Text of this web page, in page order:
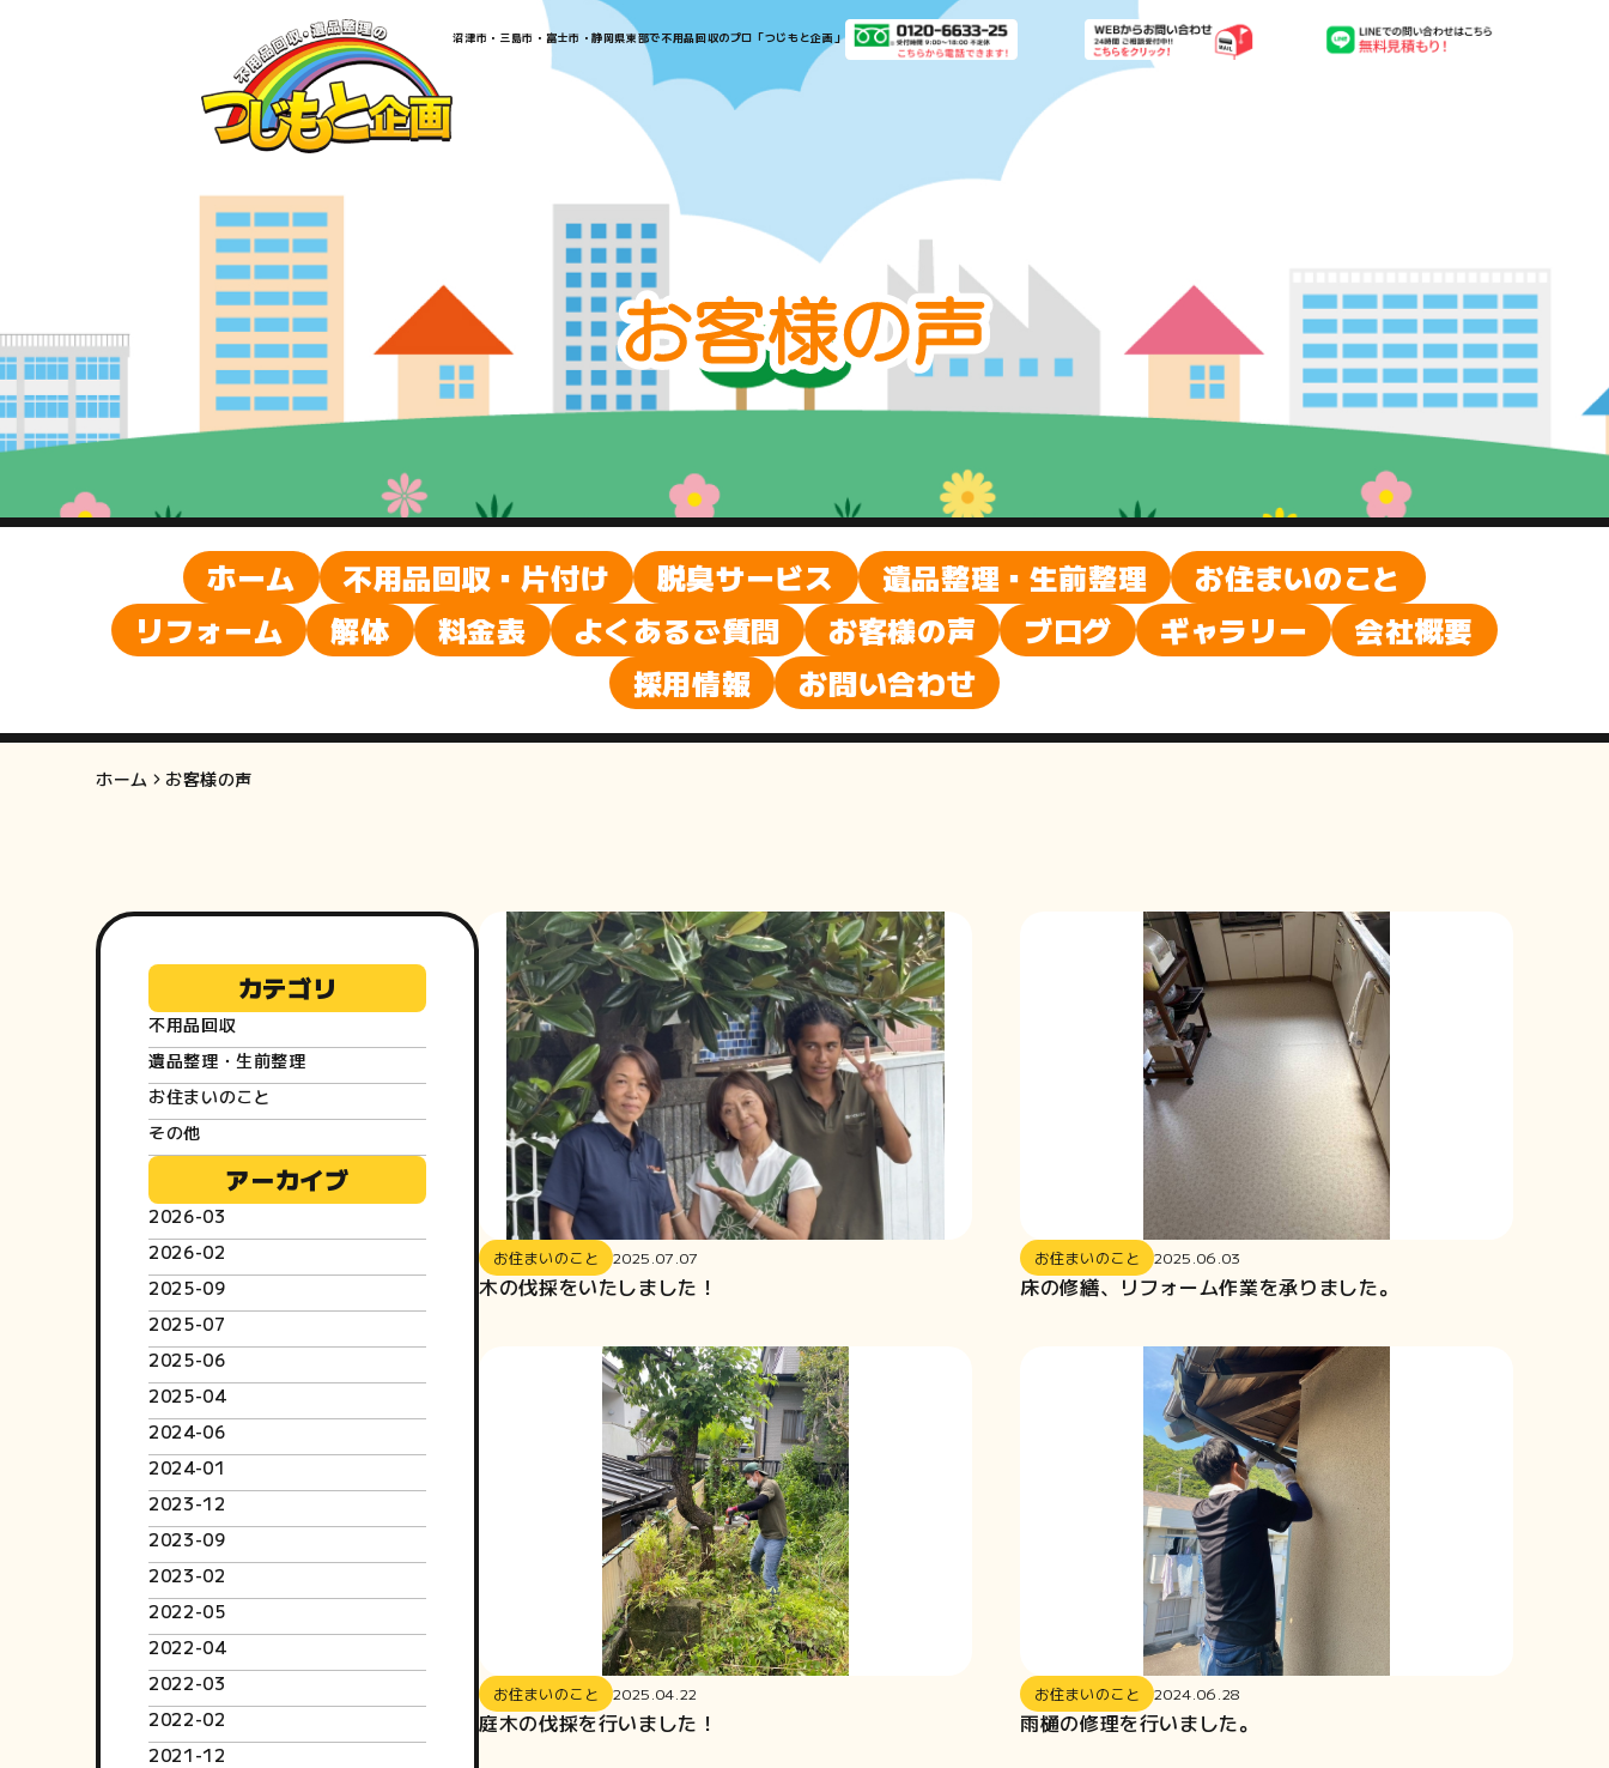
​​​​​​​​​​​​​​​​​​​​​沼津市・三島市・富士市・静岡県東部で不用品回収のプロ「つじもと企画」​​​​​​​
お
客
の
声
ホーム 不用品回収・片付け 脱臭サービス 遺品整理・生前整理
お住まいのこと
リフォーム
解体 料金表 よくあるご質問 お客様の声 ブログ ギャラリー
会社概要
採用情報
お問い合わせ
ホーム お客様の声
カテゴリ
不用品回収
遺品整理・生前整理
お住まいのこと
その他
アーカイブ
2026-03
2026-02
2025-09
2025-07
2025-06
2025-04
2024-06
2024-01
2023-12
2023-09
2023-02
2022-05
2022-04
2022-03
2022-02
2021-12
お住まいのこと 2025.07.07
木の伐採をいたしました！
お住まいのこと 2025.06.03
床の修繕、リフォーム作業を承りました。
お住まいのこと 2025.04.22
庭木の伐採を行いました！
お住まいのこと 2024.06.28
雨樋の修理を行いました。